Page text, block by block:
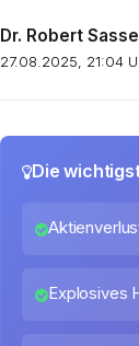
Dr. Robert Sasse
27.08.2025, 21:04
Die
Explosives